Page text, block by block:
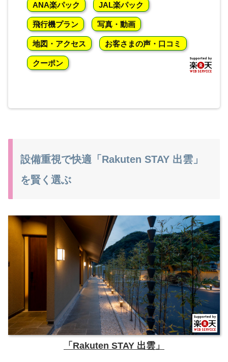
ANA楽パック JAL楽パック
飛行機プラン 写真・動画
地図・アクセス お客さまの声・口コミ
クーポン
設備重視で快適「Rakuten STAY 出雲」
を賢く選ぶ
「Rakuten STAY 出雲」